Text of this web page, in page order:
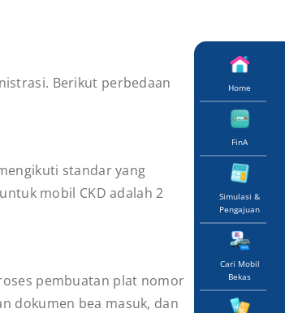
Home
FinA
Simulasi &
Pengajuan
Cari Mobil
Bekas
Berikut perbedaan
standar yang
mobil CKD adalah 2
pembuatan plat nomor
dokumen bea masuk, dan